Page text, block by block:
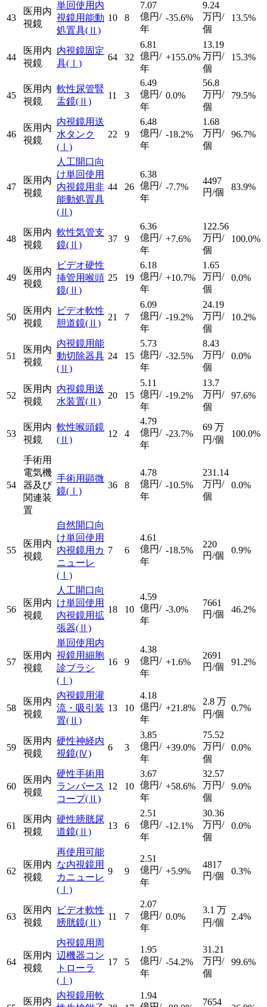
43
医用内
視鏡
単回使用内
視鏡用能動
処置具(Ⅱ)
10 8
7.07
億円/
年
-35.6%
9.24
万円/
個
13.5%
44
医用内
視鏡
内視鏡固定
具(Ⅰ)
64 32
6.81
億円/
年
+155.0%
13.19
万円/
個
15.3%
45
医用内
視鏡
軟性尿管腎
盂鏡(Ⅱ)
11 3
6.49
億円/
年
0.0%
56.8
万円/
個
79.5%
46
医用内
視鏡
内視鏡用送
水タンク
(Ⅰ)
22 9
6.48
億円/
年
-18.2%
1.68
万円/
個
96.7%
47
医用内
視鏡
人工開口向
け単回使用
内視鏡用非
能動処置具
(Ⅱ)
44 26
6.38
億円/
年
-7.7%
4497
円/個
83.9%
48
医用内
視鏡
軟性気管支
鏡(Ⅱ)
37 9
6.36
億円/
年
+7.6%
122.56
万円/
個
100.0%
49
医用内
視鏡
ビデオ硬性
挿管用喉頭
鏡(Ⅱ)
25 19
6.18
億円/
年
+10.7%
1.65
万円/
個
0.0%
50
医用内
視鏡
ビデオ軟性
胆道鏡(Ⅱ)
21 7
6.09
億円/
年
-19.2%
24.19
万円/
個
10.2%
51
医用内
視鏡
内視鏡用能
動切除器具
(Ⅱ)
24 15
5.73
億円/
年
-32.5%
8.43
万円/
個
0.0%
52
医用内
視鏡
内視鏡用送
水装置(Ⅱ)
20 15
5.11
億円/
年
-19.2%
13.7
万円/
個
97.6%
53
医用内
視鏡
軟性喉頭鏡
(Ⅱ)
12 4
4.79
億円/
年
-23.7%
69 万
円/個
100.0%
54
手術用
電気機
器及び
関連装
置
手術用顕微
鏡(Ⅰ)
36 8
4.78
億円/
年
-10.5%
231.14
万円/
個
0.0%
55
医用内
視鏡
自然開口向
け単回使用
内視鏡用カ
ニューレ
(Ⅰ)
7 6
4.61
億円/
年
-18.5%
220
円/個
0.9%
56
医用内
視鏡
人工開口向
け単回使用
内視鏡用拡
張器(Ⅱ)
18 10
4.59
億円/
年
-3.0%
7661
円/個
46.2%
57
医用内
視鏡
単回使用内
視鏡用細胞
診ブラシ
(Ⅰ)
16 9
4.38
億円/
年
+1.6%
2691
円/個
91.2%
58
医用内
視鏡
内視鏡用灌
流・吸引装
置(Ⅱ)
13 10
4.18
億円/
年
+21.8%
2.8 万
円/個
0.7%
59
医用内
視鏡
硬性神経内
視鏡(Ⅳ)
6 3
3.85
億円/
年
+39.0%
75.52
万円/
個
0.0%
60
医用内
視鏡
硬性手術用
ランバース
コープ(Ⅱ)
12 10
3.67
億円/
年
+58.6%
32.57
万円/
個
9.0%
61
医用内
視鏡
硬性膀胱尿
道鏡(Ⅱ)
13 6
2.51
億円/
年
-12.1%
30.36
万円/
個
0.0%
62
医用内
視鏡
再使用可能
な内視鏡用
カニューレ
(Ⅰ)
9 9
2.51
億円/
年
+5.9%
4817
円/個
0.3%
63
医用内
視鏡
ビデオ軟性
膀胱鏡(Ⅱ)
11 7
2.07
億円/
年
0.0%
3.1 万
円/個
2.4%
64
医用内
視鏡
内視鏡用周
辺機器コン
トローラ
(Ⅰ)
17 5
1.95
億円/
年
-54.2%
31.21
万円/
個
99.6%
医用内
内視鏡用軟
1.94
7654